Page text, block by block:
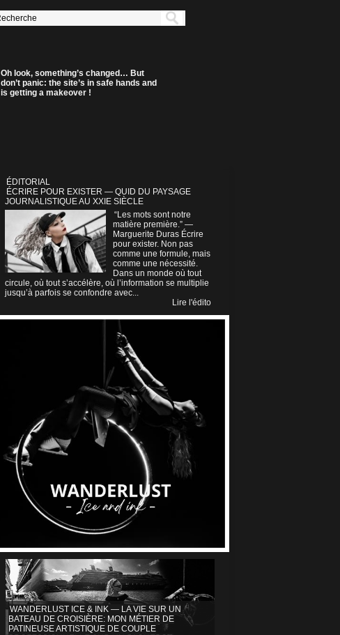
Oh look, something’s changed… But
don’t panic: the site’s in safe hands and
is getting a makeover !
ÉDITORIAL
ÉCRIRE POUR EXISTER — QUID DU PAYSAGE
JOURNALISTIQUE AU XXIE SIÈCLE
“Les mots sont notre
matière première.” —
Marguerite Duras Écrire
pour exister. Non pas
comme une formule, mais
comme une nécessité.
Dans un monde où tout
circule, où tout s’accélère, où l’information se multiplie
jusqu’à parfois se confondre avec...
Lire l'édito
WANDERLUST ICE & INK — LA VIE SUR UN
BATEAU DE CROISIÈRE: MON MÉTIER DE
PATINEUSE ARTISTIQUE DE COUPLE